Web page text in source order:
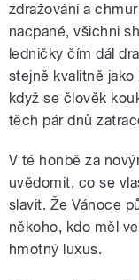
zdražování a
nacpané, všichni
ledničky čím dál
stejně kvalitně jako
když se člověk
těch pár dnů
V té honbě za
uvědomit, co se
slavit. Že Vánoce
někoho, kdo měl
hmotný luxus.